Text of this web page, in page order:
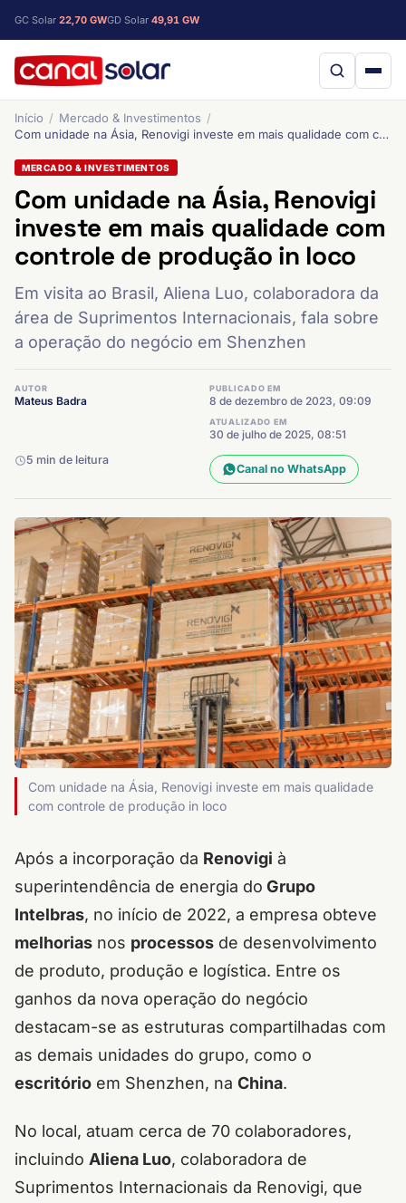
GC Solar 22,70 GWGD Solar 49,91 GW
Início
Mercado & Investimentos
Com unidade na Ásia, Renovigi investe em mais qualidade com controle de produção in loco
MERCADO & INVESTIMENTOS
Com unidade na Ásia, Renovigi
investe em mais qualidade com
controle de produção in loco
Em visita ao Brasil, Aliena Luo, colaboradora da
área de Suprimentos Internacionais, fala sobre
a operação do negócio em Shenzhen
AUTOR
Mateus Badra
PUBLICADO EM
8 de dezembro de 2023, 09:09
ATUALIZADO EM
30 de julho de 2025, 08:51
5 min de leitura
Canal no WhatsApp
Com unidade na Ásia, Renovigi investe em mais qualidade
com controle de produção in loco
Após a incorporação da Renovigi à
superintendência de energia do Grupo
Intelbras, no início de 2022, a empresa obteve
melhorias nos processos de desenvolvimento
de produto, produção e logística. Entre os
ganhos da nova operação do negócio
destacam-se as estruturas compartilhadas com
as demais unidades do grupo, como o
escritório em Shenzhen, na China.
No local, atuam cerca de 70 colaboradores,
incluindo Aliena Luo, colaboradora de
Suprimentos Internacionais da Renovigi, que